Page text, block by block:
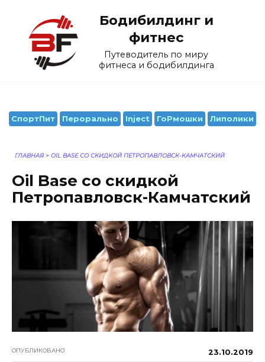
содержанию
Бодибилдинг и
фитнес
Путеводитель по миру
фитнеса и бодибилдинга
СпортПит Перорально Inject ГоРмошки Липолики
ГЛАВНАЯ > OIL BASE СО СКИДКОЙ ПЕТРОПАВЛОВСК-КАМЧАТСКИЙ
Oil Base со скидкой
Петропавловск-Камчатский
ОПУБЛИКОВАНО 23.10.2019